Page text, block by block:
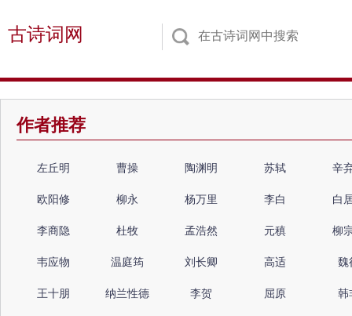
古诗词网
作者推荐
左丘明 曹操 陶渊明 苏轼 辛
欧阳修 柳永 杨万里 李白 白
李商隐 杜牧 孟浩然 元稹 柳
韦应物 温庭筠 刘长卿 高适 魏
王十朋 纳兰性德 李贺 屈原 韩